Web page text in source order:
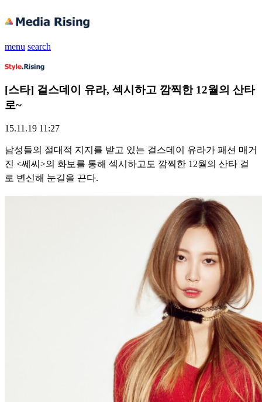
menu search
[스타] 걸스데이 유라, 섹시하고 깜찍한 12월의 산타
로~
15.11.19 11:27
남성들의 절대적 지지를 받고 있는 걸스데이 유라가 패션 매거
진 <쎄씨>의 화보를 통해 섹시하고도 깜찍한 12월의 산타 걸
로 변신해 눈길을 끈다.